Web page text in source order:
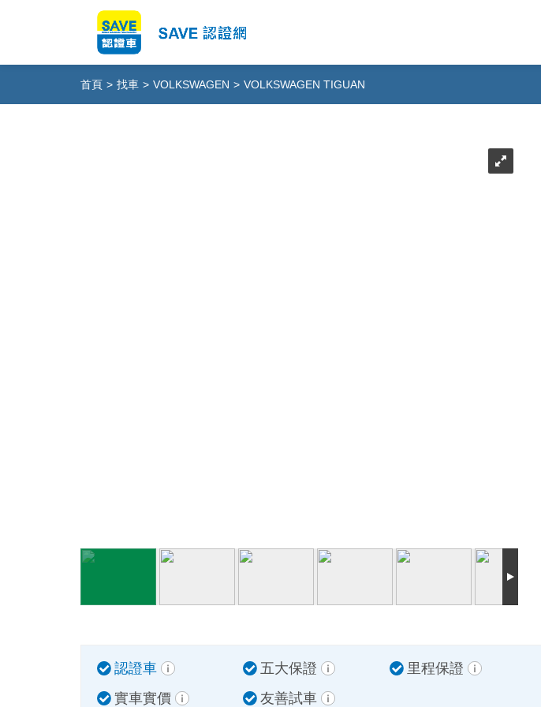
首頁 > 找車 > VOLKSWAGEN > VOLKSWAGEN TIGUAN
認證車 五大保證
里程保證
實車實價
友善試車